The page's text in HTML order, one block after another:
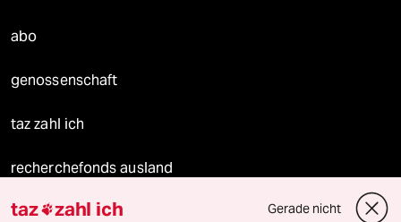
abo
genossenschaft
taz zahl ich
recherchefonds ausland
panterstiftung
taz zahl ich Gerade nicht